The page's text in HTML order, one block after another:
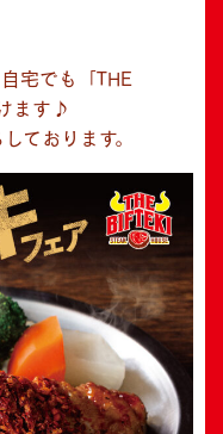
宅でも「THE
ます♪
ております。